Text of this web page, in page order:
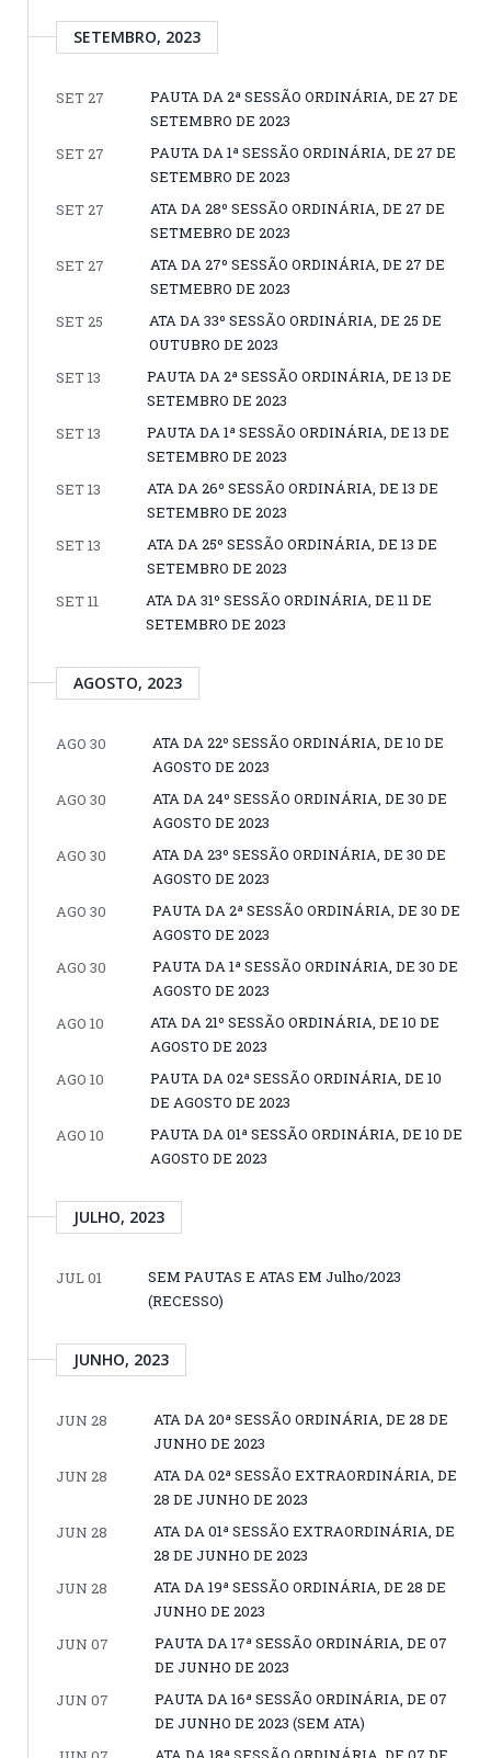
SETEMBRO, 2023
SET 27
PAUTA DA 2ª SESSÃO ORDINÁRIA, DE 27 DE
SETEMBRO DE 2023
SET 27
PAUTA DA 1ª SESSÃO ORDINÁRIA, DE 27 DE
SETEMBRO DE 2023
SET 27
ATA DA 28º SESSÃO ORDINÁRIA, DE 27 DE
SETMEBRO DE 2023
SET 27
ATA DA 27º SESSÃO ORDINÁRIA, DE 27 DE
SETMEBRO DE 2023
SET 25
ATA DA 33º SESSÃO ORDINÁRIA, DE 25 DE
OUTUBRO DE 2023
SET 13
PAUTA DA 2ª SESSÃO ORDINÁRIA, DE 13 DE
SETEMBRO DE 2023
SET 13
PAUTA DA 1ª SESSÃO ORDINÁRIA, DE 13 DE
SETEMBRO DE 2023
SET 13
ATA DA 26º SESSÃO ORDINÁRIA, DE 13 DE
SETEMBRO DE 2023
SET 13
ATA DA 25º SESSÃO ORDINÁRIA, DE 13 DE
SETEMBRO DE 2023
SET 11
ATA DA 31º SESSÃO ORDINÁRIA, DE 11 DE
SETEMBRO DE 2023
AGOSTO, 2023
AGO 30
ATA DA 22º SESSÃO ORDINÁRIA, DE 10 DE
AGOSTO DE 2023
AGO 30
ATA DA 24º SESSÃO ORDINÁRIA, DE 30 DE
AGOSTO DE 2023
AGO 30
ATA DA 23º SESSÃO ORDINÁRIA, DE 30 DE
AGOSTO DE 2023
AGO 30
PAUTA DA 2ª SESSÃO ORDINÁRIA, DE 30 DE
AGOSTO DE 2023
AGO 30
PAUTA DA 1ª SESSÃO ORDINÁRIA, DE 30 DE
AGOSTO DE 2023
AGO 10
ATA DA 21º SESSÃO ORDINÁRIA, DE 10 DE
AGOSTO DE 2023
AGO 10
PAUTA DA 02ª SESSÃO ORDINÁRIA, DE 10
DE AGOSTO DE 2023
AGO 10
PAUTA DA 01ª SESSÃO ORDINÁRIA, DE 10 DE
AGOSTO DE 2023
JULHO, 2023
JUL 01
SEM PAUTAS E ATAS EM Julho/2023
(RECESSO)
JUNHO, 2023
JUN 28
ATA DA 20ª SESSÃO ORDINÁRIA, DE 28 DE
JUNHO DE 2023
JUN 28
ATA DA 02ª SESSÃO EXTRAORDINÁRIA, DE
28 DE JUNHO DE 2023
JUN 28
ATA DA 01ª SESSÃO EXTRAORDINÁRIA, DE
28 DE JUNHO DE 2023
JUN 28
ATA DA 19ª SESSÃO ORDINÁRIA, DE 28 DE
JUNHO DE 2023
JUN 07
PAUTA DA 17ª SESSÃO ORDINÁRIA, DE 07
DE JUNHO DE 2023
JUN 07
PAUTA DA 16ª SESSÃO ORDINÁRIA, DE 07
DE JUNHO DE 2023 (SEM ATA)